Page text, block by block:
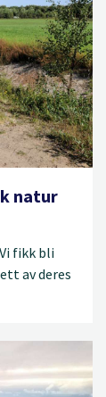
natur
fikk bli
av deres